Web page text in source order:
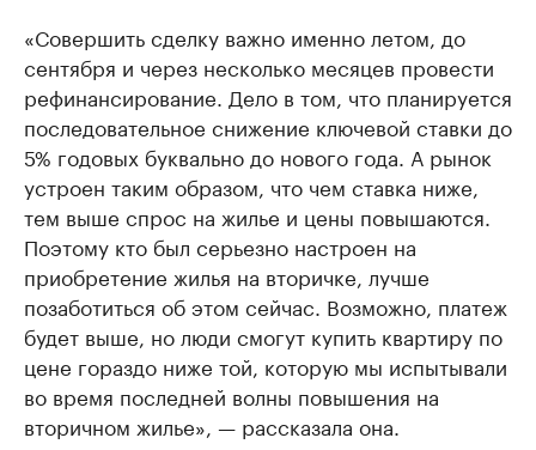
«Совершить сделку важно именно летом, до
сентября и через несколько месяцев провести
рефинансирование. Дело в том, что планируется
последовательное снижение ключевой ставки до
5% годовых буквально до нового года. А рынок
устроен таким образом, что чем ставка ниже,
тем выше спрос на жилье и цены повышаются.
Поэтому кто был серьезно настроен на
приобретение жилья на вторичке, лучше
позаботиться об этом сейчас. Возможно, платеж
будет выше, но люди смогут купить квартиру по
цене гораздо ниже той, которую мы испытывали
во время последней волны повышения на
вторичном жилье», — рассказала она.